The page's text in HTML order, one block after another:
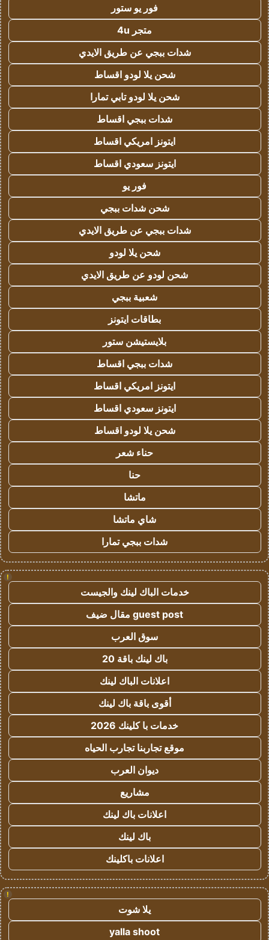
فور يو ستور
متجر 4u
شدات ببجي عن طريق الايدي
شحن يلا لودو اقساط
شحن يلا لودو تابي تمارا
شدات ببجي اقساط
ايتونز امريكي اقساط
ايتونز سعودي اقساط
فور يو
شحن شدات ببجي
شدات ببجي عن طريق الايدي
شحن يلا لودو
شحن لودو عن طريق الايدي
شعبية ببجي
بطاقات ايتونز
بلايستيشن ستور
شدات ببجي اقساط
ايتونز امريكي اقساط
ايتونز سعودي اقساط
شحن يلا لودو اقساط
حناء شعر
حنا
ماتشا
شاي ماتشا
شدات ببجي تمارا
!
خدمات الباك لينك والجيست
guest post مقال ضيف
سوق العرب
باك لينك باقة 20
اعلانات الباك لينك
أقوى باقة باك لينك
خدمات با كلينك 2026
موقع تجاربنا تجارب الحياه
ديوان العرب
مشاريع
اعلانات باك لينك
باك لينك
اعلانات باكلينك
!
يلا شوت
yalla shoot